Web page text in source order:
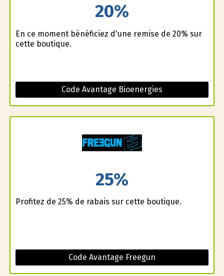
20%
En ce moment bénéficiez d'une remise de 20% sur
cette boutique.
Code Avantage Bioenergies
25%
Profitez de 25% de rabais sur cette boutique.
Code Avantage Freegun